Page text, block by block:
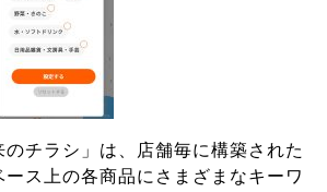
チラシ」は、店舗毎に構築された
ス上の各商品にさまざまなキーワ